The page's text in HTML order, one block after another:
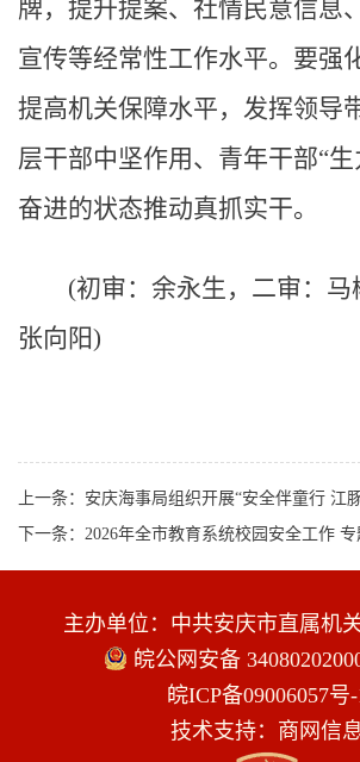
牌，提升提案、社情民意信息
宣传等经常性工作水平。要强
提高机关保障水平，发挥领导
层干部中坚作用、青年干部“
奋进的状态推动真抓实干。
(初审：余永生，二审：马
张向阳)
下一条：2026年全市教育系统校园安全工作
主办单位：中共安庆市直属机
皖公网安备
皖ICP备09006057号-
技术支持：商网信